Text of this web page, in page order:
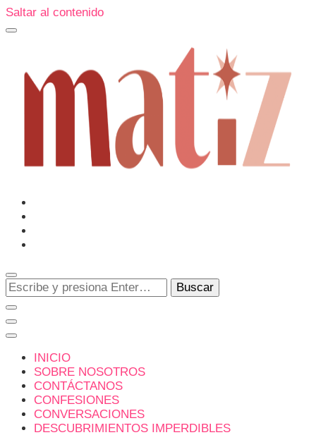
Saltar al contenido
Matiz
Un espacio editorial donde pongo en palabras aquello que
muchos sentimos y pocos sabemos cómo explicar y
donde también compartiré contigo las cosas que me
conmueven, me sorprenden o creo que merecen ser
¿Buscas
algo?
INICIO
SOBRE NOSOTROS
CONTÁCTANOS
CONFESIONES
CONVERSACIONES
DESCUBRIMIENTOS IMPERDIBLES